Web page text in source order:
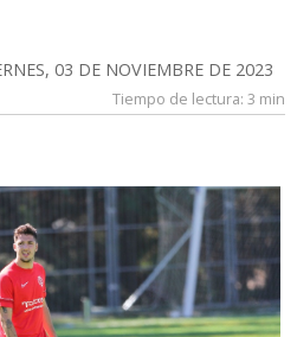
03 DE NOVIEMBRE DE 2023
Tiempo de lectura: 3 min